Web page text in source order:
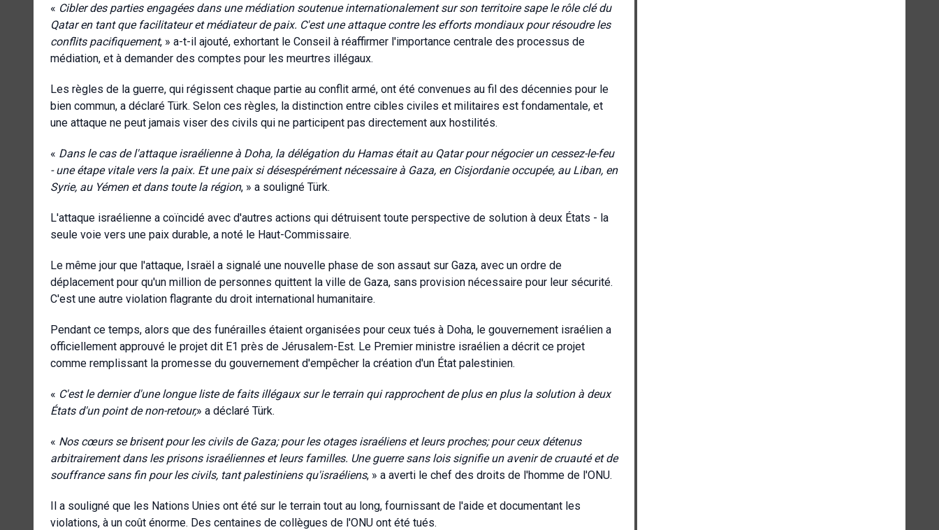
« Cibler des parties engagées dans une médiation soutenue internationalement sur son territoire sape le rôle clé du
Qatar en tant que facilitateur et médiateur de paix. C'est une attaque contre les efforts mondiaux pour résoudre les
conflits pacifiquement, » a-t-il ajouté, exhortant le Conseil à réaffirmer l'importance centrale des processus de
médiation, et à demander des comptes pour les meurtres illégaux.
Les règles de la guerre, qui régissent chaque partie au conflit armé, ont été convenues au fil des décennies pour le
bien commun, a déclaré Türk. Selon ces règles, la distinction entre cibles civiles et militaires est fondamentale, et
une attaque ne peut jamais viser des civils qui ne participent pas directement aux hostilités.
« Dans le cas de l'attaque israélienne à Doha, la délégation du Hamas était au Qatar pour négocier un cessez-le-feu
- une étape vitale vers la paix. Et une paix si désespérément nécessaire à Gaza, en Cisjordanie occupée, au Liban, en
Syrie, au Yémen et dans toute la région, » a souligné Türk.
L'attaque israélienne a coïncidé avec d'autres actions qui détruisent toute perspective de solution à deux États - la
seule voie vers une paix durable, a noté le Haut-Commissaire.
Le même jour que l'attaque, Israël a signalé une nouvelle phase de son assaut sur Gaza, avec un ordre de
déplacement pour qu'un million de personnes quittent la ville de Gaza, sans provision nécessaire pour leur sécurité.
C'est une autre violation flagrante du droit international humanitaire.
Pendant ce temps, alors que des funérailles étaient organisées pour ceux tués à Doha, le gouvernement israélien a
officiellement approuvé le projet dit E1 près de Jérusalem-Est. Le Premier ministre israélien a décrit ce projet
comme remplissant la promesse du gouvernement d'empêcher la création d'un État palestinien.
« C'est le dernier d'une longue liste de faits illégaux sur le terrain qui rapprochent de plus en plus la solution à deux
États d'un point de non-retour,» a déclaré Türk.
« Nos cœurs se brisent pour les civils de Gaza; pour les otages israéliens et leurs proches; pour ceux détenus
arbitrairement dans les prisons israéliennes et leurs familles. Une guerre sans lois signifie un avenir de cruauté et de
souffrance sans fin pour les civils, tant palestiniens qu'israéliens, » a averti le chef des droits de l'homme de l'ONU.
Il a souligné que les Nations Unies ont été sur le terrain tout au long, fournissant de l'aide et documentant les
violations, à un coût énorme. Des centaines de collègues de l'ONU ont été tués.